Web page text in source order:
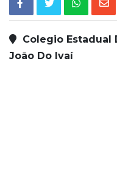
Colegio Estadual
João Do Ivaí